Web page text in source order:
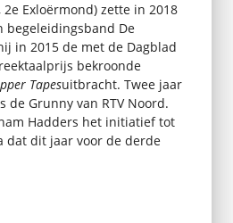
2e Exloërmond) zette in 2018
begeleidingsband De
in 2015 de met de Dagblad
bekroonde
Tapesuitbracht. Twee jaar
de Grunny van RTV Noord.
Hadders het initiatief tot
dat dit jaar voor de derde